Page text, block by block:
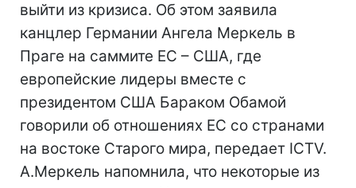
выйти из кризиса. Об этом заявила
канцлер Германии Ангела Меркель в
Праге на саммите ЕС – США, где
европейские лидеры вместе с
президентом США Бараком Обамой
говорили об отношениях ЕС со странами
на востоке Старого мира, передает ICTV.
А.Меркель напомнила, что некоторые из